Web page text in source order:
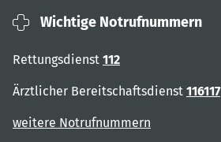
Wichtige Notrufnummern
Rettungsdienst 112
Ärztlicher Bereitschaftsdienst 116117
weitere Notrufnummern